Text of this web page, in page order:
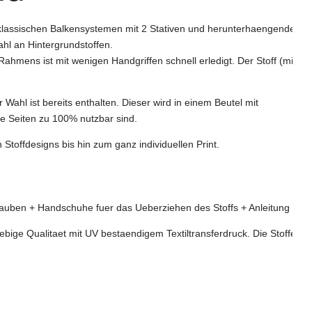
Balkensystemen mit 2 Stativen und herunterhaengendem
an Hintergrundstoffen.
ist mit wenigen Handgriffen schnell erledigt. Der Stoff (mit
ist bereits enthalten. Dieser wird in einem Beutel mit
Seiten zu 100% nutzbar sind.
bis hin zum ganz individuellen Print.
+ Handschuhe fuer das Ueberziehen des Stoffs + Anleitung
Qualitaet mit UV bestaendigem Textiltransferdruck. Die Stoffe